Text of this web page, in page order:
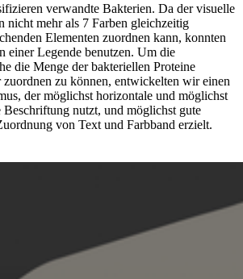
verwandte Bakterien. Da der visuelle
nicht mehr als 7 Farben gleichzeitig
Elementen zuordnen kann, konnten
einer Legende benutzen. Um die
die Menge der bakteriellen Proteine
zu können, entwickelten wir einen
der möglichst horizontale und möglichst
nutzt, und möglichst gute
von Text und Farbband erzielt.